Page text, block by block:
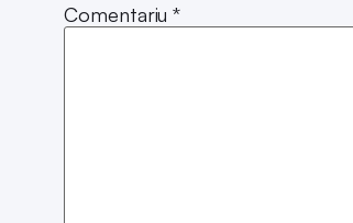
Comentariu *